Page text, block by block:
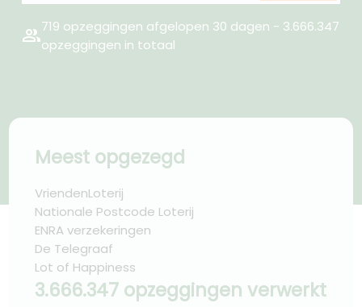
group719 opzeggingen afgelopen 30 dagen - 3.666.347
opzeggingen in totaal
Meest opgezegd
VriendenLoterij
Nationale Postcode Loterij
ENRA verzekeringen
De Telegraaf
Lot of Happiness
3.666.347 opzeggingen verwerkt